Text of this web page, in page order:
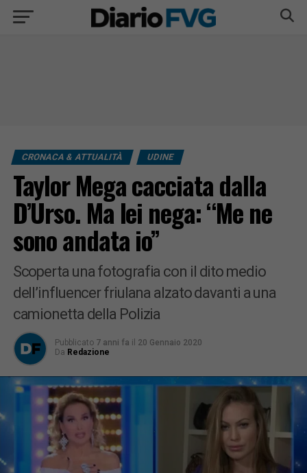
CRONACA & ATTUALITÀ UDINE
Taylor Mega cacciata dalla
D’Urso. Ma lei nega: “Me ne
sono andata io”
Scoperta una fotografia con il dito medio
dell’influencer friulana alzato davanti a una
camionetta della Polizia
Pubblicato 7 anni fa il 20 Gennaio 2020
Da Redazione